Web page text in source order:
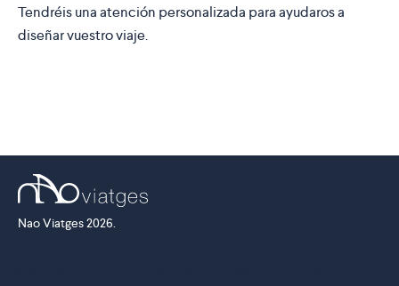
Tendréis una atención personalizada para ayudaros a
diseñar vuestro viaje.
Nao Viatges 2026.